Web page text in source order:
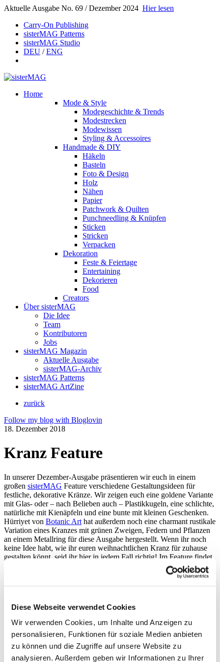
Diese Webseite verwendet Cookies
Wir verwenden Cookies, um Inhalte und Anzeigen zu
personalisieren, Funktionen für soziale Medien anbieten
zu können und die Zugriffe auf unsere Website zu
analysieren. Außerdem geben wir Informationen zu Ihrer
Aktuelle Ausgabe No. 69 / Dezember 2024 Hier lesen
Carry-On Publishing
sisterMAG Patterns
sisterMAG Studio
DEU /ENG
Home
Mode & Style
Modegeschichte & Trends
Modestrecken
Modewissen
Styling & Accessoires
Handmade & DIY
Häkeln
Basteln
Foto & Design
Holz
Nähen
Papier
Patchwork & Quilten
Punchneedling & Knüpfen
Sticken
Stricken
Verpacken
Dekoration
Feste & Feiertage
Entertaining
Dekorieren
Food
Creators
Über sisterMAG
Die Idee
Team
Kontributoren
Jobs
sisterMAG Magazin
Aktuelle Ausgabe
sisterMAG-Archiv
sisterMAG Patterns
sisterMAG ArtZine
zurück
Follow my blog with Bloglovin
18. Dezember 2018
Kranz Feature
In unserer Dezember-Ausgabe präsentieren wir euch in einem
großen sisterMAG Feature verschiedene Gestaltungsideen für
festliche, dekorative Kränze. Wir zeigen euch eine goldene Variante
mit Glas- oder – nach Belieben auch – Plastikkugeln, eine schlichte,
natürliche mit Kienäpfeln und eine bunte mit kleinen Geschenken.
Hürriyet von Botanic Art hat außerdem noch eine charmant rustikale
Variation eines Kranzes mit grünen Zweigen, Federn und Pflanzen
an einem Metallring für diese Ausgabe hergestellt. Wenn ihr noch
keine Idee habt, wie ihr euren weihnachtlichen Kranz für zuhause
gestalten könnt, seid ihr hier in jedem Fall richtig! Im Feature findet
ihr auch noch einige Eindrücke des Seasonal Greetings Workshop
, der im November im
Ausgabe 43/2018
Kränze: Valeria Cuevas
Fotos: Thea Neubauer,Marie Darme
Texte:Antonia Sutter
Zustimmung zur Verwendung von Cookies